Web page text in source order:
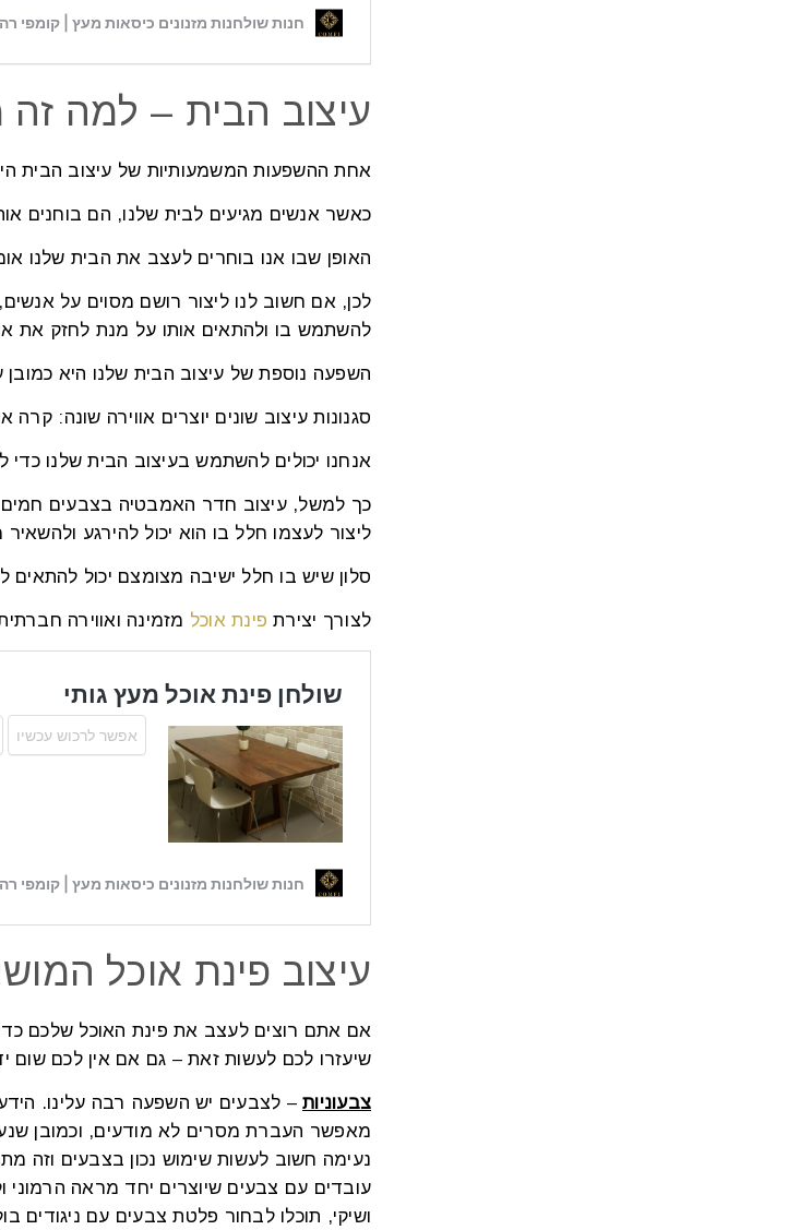
עיצוב הבית – למה
אחת ההשפעות המשמעותיות של עיצוב הבית
כאשר אנשים מגיעים לבית שלנו, הם בוחנים
האופן שבו אנו בוחרים לעצב את הבית שלנו
לכן, אם חשוב לנו ליצור רושם מסוים על
להשתמש בו ולהתאים אותו על מנת לחזק את
השפעה נוספת של עיצוב הבית שלנו היא כמובן
סגנונות עיצוב שונים יוצרים אווירה שונה:
אנחנו יכולים להשתמש בעיצוב הבית שלנו כדי
כך למשל, עיצוב חדר האמבטיה בצבעים חמים
ליצור לעצמו חלל בו הוא יכול להירגע
סלון שיש בו חלל ישיבה מצומצם יכול
לצורך יצירת פינת אוכל מזמינה ואווירה
עיצוב פינת אוכל
אם אתם רוצים לעצב את פינת האוכל שלכם
שיעזרו לכם לעשות זאת – גם אם אין לכם שום
צבעוניות – לצבעים יש השפעה רבה עלינו.
מאפשר העברת מסרים לא מודעים, וכמובן
נעימה חשוב לעשות שימוש נכון בצבעים וזה
עובדים עם צבעים שיוצרים יחד מראה
ושיקי, תוכלו לבחור פלטת צבעים עם ניגודים